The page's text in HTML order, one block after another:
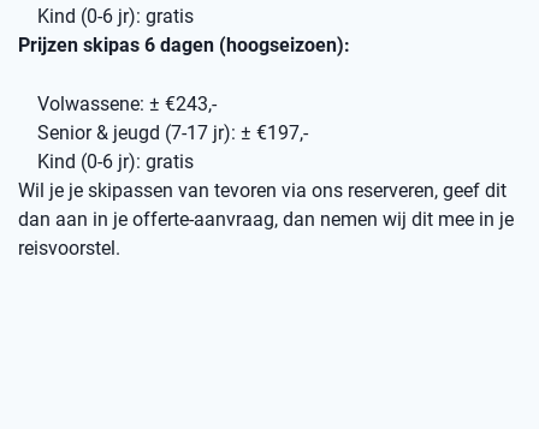
Kind (0-6 jr): gratis
Prijzen skipas 6 dagen (hoogseizoen):
Volwassene: ± €243,-
Senior & jeugd (7-17 jr): ± €197,-
Kind (0-6 jr): gratis
Wil je je skipassen van tevoren via ons reserveren, geef dit
dan aan in je offerte-aanvraag, dan nemen wij dit mee in je
reisvoorstel.